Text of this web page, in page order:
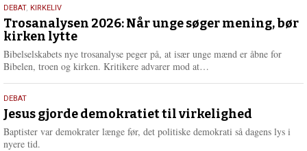
e
2.
juni
2026
DEBAT, KIRKELIV
Trosanalysen 2026: Når unge søger mening, bør
kirken lytte
Bibelselskabets nye trosanalyse peger på, at især unge mænd er åbne for
Bibelen, troen og kirken. Kritikere advarer mod at…
e
e
18.
maj
2026
DEBAT
Jesus gjorde demokratiet til virkelighed
Baptister var demokrater længe før, det politiske demokrati så dagens lys i
nyere tid.